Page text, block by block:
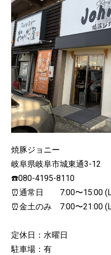
焼豚ジョニー
岐阜県岐阜市城東通3-12
☎️080-4195-8110
⏰通常日 7:00〜15:00
⏰金土のみ 7:00〜21:00
定休日：水曜日
駐車場：有